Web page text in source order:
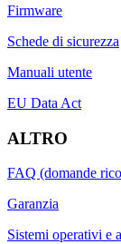
Firmware
Schede di sicurezza
Manuali utente
EU Data Act
ALTRO
FAQ (domande
Garanzia
Sistemi operativi e